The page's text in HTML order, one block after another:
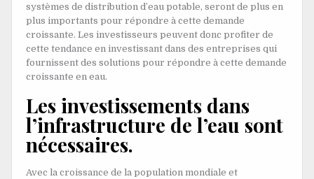
systèmes de distribution d’eau potable, seront de plus en
plus importants pour répondre à cette demande
croissante. Les investisseurs peuvent donc profiter de
cette tendance en investissant dans des entreprises qui
fournissent des solutions pour répondre à cette demande
croissante en eau.
Les investissements dans
l’infrastructure de l’eau sont
nécessaires.
Avec la croissance de la population mondiale et